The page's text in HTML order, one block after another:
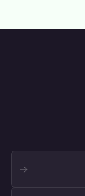
→